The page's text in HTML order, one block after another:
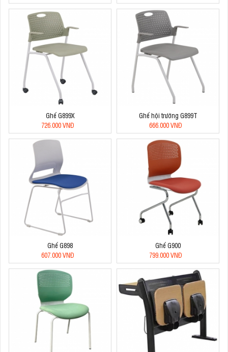
Ghế G899X
726.000 VNĐ
Ghế hội trường G899T
666.000 VNĐ
Ghế G898
607.000 VNĐ
Ghế G900
799.000 VNĐ